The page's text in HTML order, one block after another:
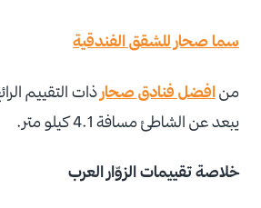
سما صحار للشقق الفندقية
منافضل فنادق صحار
يبعد عن الشاطئ مسافة 4.1 كيلو متر.
خلاصة تقييمات الزوّار العرب